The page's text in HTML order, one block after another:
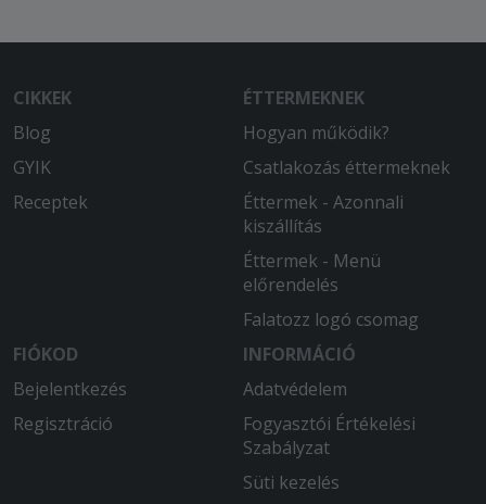
CIKKEK
Blog
GYIK
Receptek
ÉTTERMEKNEK
Hogyan működik?
Csatlakozás éttermeknek
Éttermek - Azonnali
kiszállítás
Éttermek - Menü
előrendelés
Falatozz logó csomag
FIÓKOD
Bejelentkezés
Regisztráció
INFORMÁCIÓ
Adatvédelem
Fogyasztói Értékelési
Szabályzat
Süti kezelés